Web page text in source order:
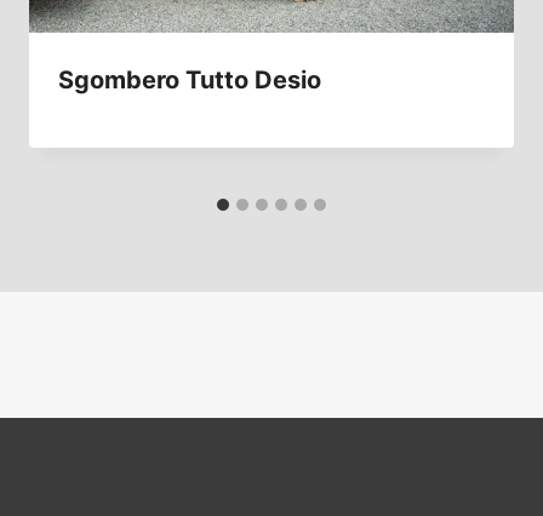
Sgombero Tutto Desio